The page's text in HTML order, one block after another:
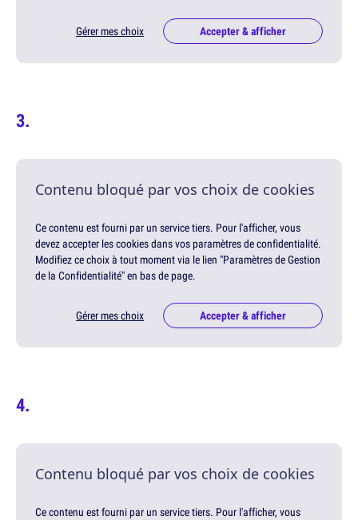
Gérer mes choix Accepter & afficher
Contenu bloqué par vos choix de cookies
Ce contenu est fourni par un service tiers. Pour l'afficher, vous
devez accepter les cookies dans vos paramètres de confidentialité.
Modifiez ce choix à tout moment via le lien "Paramètres de Gestion
de la Confidentialité" en bas de page.
Gérer mes choix Accepter & afficher
Contenu bloqué par vos choix de cookies
Ce contenu est fourni par un service tiers. Pour l'afficher, vous